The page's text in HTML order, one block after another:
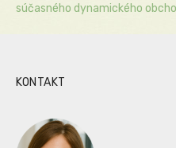
súčasného dynamického
KONTAKT